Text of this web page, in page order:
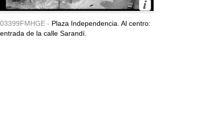
03399FMHGE - Plaza Independencia. Al centro:
entrada de la calle Sarandí.